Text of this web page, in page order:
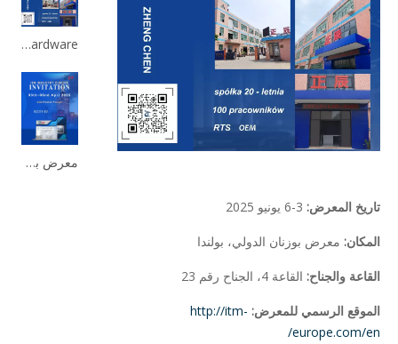
Zhengchen Hardware ستعرض في معرض ITM Industry Europe 2025 في بوزنان، بولندا
معرض بولندا الصناعي
تاريخ المعرض: 3-6 يونيو 2025
المكان: معرض بوزنان الدولي، بولندا
القاعة والجناح: القاعة 4، الجناح رقم 23
الموقع الرسمي للمعرض: http://itm-
europe.com/en/